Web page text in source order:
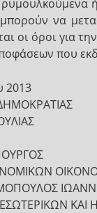
να
οι όροι για
που
2013
ΚΑΙ